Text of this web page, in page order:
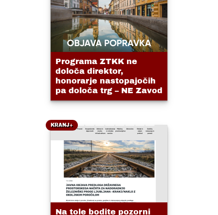
Programa ZTKK ne
določa direktor,
honorarje nastopajočih
pa določa trg – NE Zavod
KRANJ+
Na tole bodite pozorni